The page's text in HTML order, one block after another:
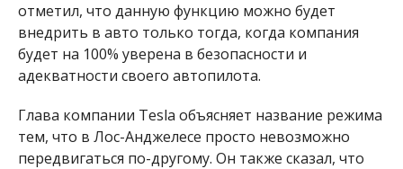
отметил, что данную функцию можно будет
внедрить в авто только тогда, когда компания
будет на 100% уверена в безопасности и
адекватности своего автопилота.
Глава компании Tesla объясняет название режима
тем, что в Лос-Анджелесе просто невозможно
передвигаться по-другому. Он также сказал, что